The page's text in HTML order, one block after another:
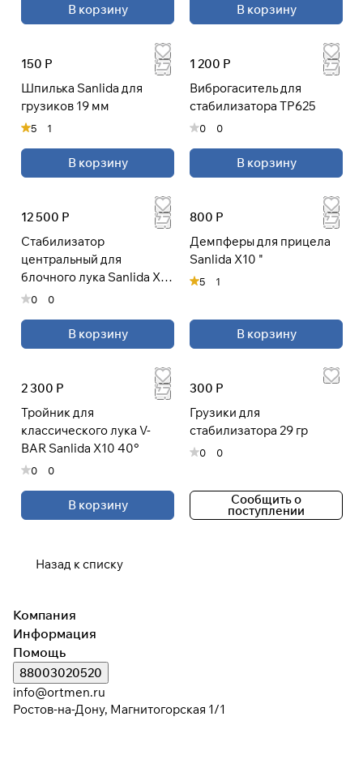
В корзину В корзину
150 Р
Шпилька Sanlida для
грузиков 19 мм
5 1
В корзину
1 200 Р
Виброгаситель для
стабилизатора TP625
0 0
В корзину
12 500 Р
Стабилизатор
центральный для
блочного лука Sanlida X10
14-30"
0 0
В корзину
800 Р
Демпферы для прицела
Sanlida X10 "
5 1
В корзину
2 300 Р
Тройник для
классического лука V-
BAR Sanlida X10 40°
0 0
В корзину
300 Р
Грузики для
стабилизатора 29 гр
0 0
Сообщить о
поступлении
Назад к списку
Компания
Информация
Помощь
88003020520
info@ortmen.ru
Ростов-на-Дону, Магнитогорская 1/1